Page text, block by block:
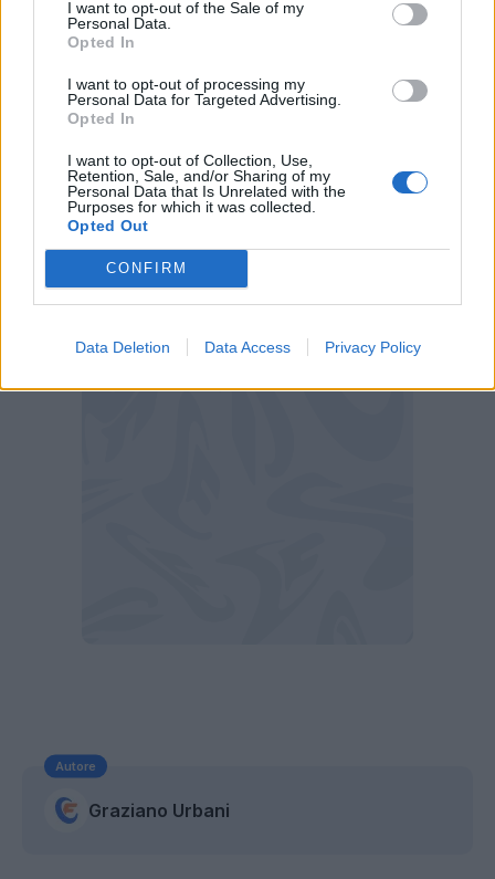
I want to opt-out of the Sale of my
Personal Data.
Opted In
I want to opt-out of processing my
Personal Data for Targeted Advertising.
Opted In
I want to opt-out of Collection, Use,
Retention, Sale, and/or Sharing of my
Personal Data that Is Unrelated with the
Purposes for which it was collected.
Opted Out
CONFIRM
Data Deletion Data Access Privacy Policy
Venerdì 29 maggio 2026, ore 20.
Playout Serie B, il calendario: date e
orari
Andata
Bari-Südtirol (venerdì 15 maggio 2026,
ore 20).
Ritorno
Südtirol-Bari (venerdì 22 maggio 2026,
ore 20).
Autore
Graziano Urbani